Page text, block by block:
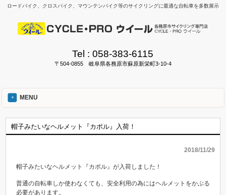
ロードバイク、クロスバイク、マウンテンバイク等のサイクリングに最適な自転車を多数展示
Tel :058-383-6115
〒504-0855 岐阜県各務原市蘇原新栄町3-10-4
MENU
帽子みたいなヘルメット『カポル』入荷！
2018/11/29
帽子みたいなヘルメット『カポル』が入荷しました！
普通の自転車しか使わなくても、安全利用の為にはヘルメットをかぶる
必要があります。